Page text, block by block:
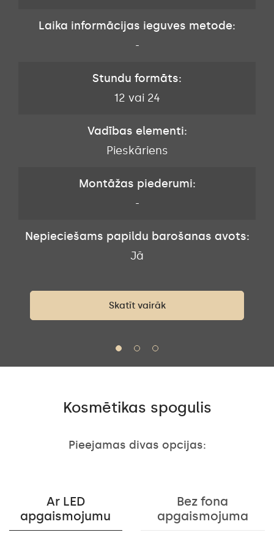
Laika informācijas ieguves metode:
-
Stundu formāts:
12 vai 24
Vadības elementi:
Pieskāriens
Montāžas piederumi:
-
Nepieciešams papildu barošanas avots:
Jā
Skatīt vairāk
Kosmētikas spogulis
Pieejamas divas opcijas:
Ar LED
apgaismojumu
Bez fona
apgaismojuma